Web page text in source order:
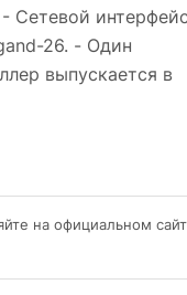
Сетевой
26. - Один
выпускается в
на официальном